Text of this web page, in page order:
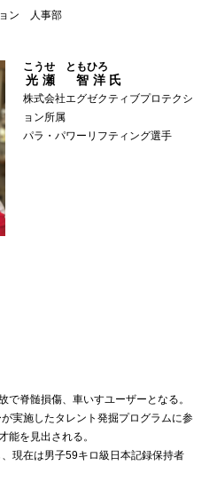
ョン 人事部
光瀬 智洋
こうせ ともひろ
氏
株式会社エグゼクティブプロテクシ
ョン所属
パラ・パワーリフティング選手
脊髄損傷、車いすユーザーとなる。
実施したタレント発掘プログラムに参
能を見出される。
現在は男子59キロ級日本記録保持者